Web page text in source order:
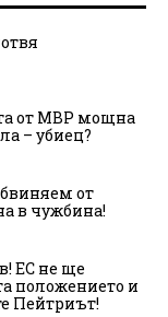
от МВР мощна
– убиец?
от
в чужбина!
ЕС не ще
положението и
Пейтриът!